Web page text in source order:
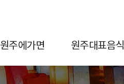
원주에가면 원주대표음식